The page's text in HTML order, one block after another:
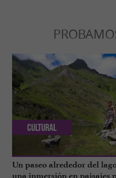
Un paseo alrededor del
una inmersión en paisajes
Cultural